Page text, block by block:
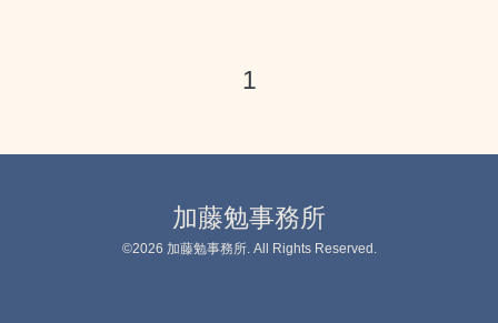
1
加藤勉事務所
©2026 加藤勉事務所. All Rights Reserved.